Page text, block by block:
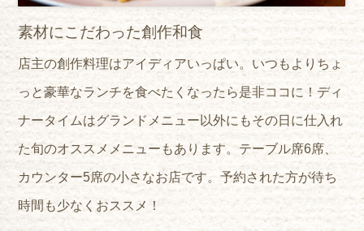
素材にこだわった創作和食
店主の創作料理はアイディアいっぱい。いつもよりちょ
っと豪華なランチを食べたくなったら是非ココに！ディ
ナータイムはグランドメニュー以外にもその日に仕入れ
た旬のオススメメニューもあります。テーブル席6席、
カウンター5席の小さなお店です。予約された方が待ち
時間も少なくおススメ！